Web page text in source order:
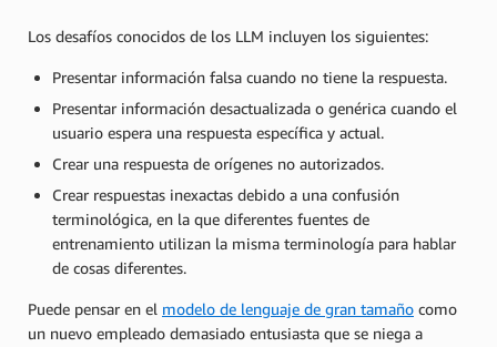
Los desafíos conocidos de los LLM incluyen los siguientes:
Presentar información falsa cuando no tiene la respuesta.
Presentar información desactualizada o genérica cuando el
usuario espera una respuesta específica y actual.
Crear una respuesta de orígenes no autorizados.
Crear respuestas inexactas debido a una confusión
terminológica, en la que diferentes fuentes de
entrenamiento utilizan la misma terminología para hablar
de cosas diferentes.
Puede pensar en el modelo de lenguaje de gran tamaño como
un nuevo empleado demasiado entusiasta que se niega a